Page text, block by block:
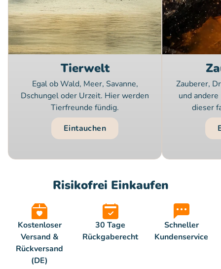
Tierwelt
Egal ob Wald, Meer, Savanne,
Dschungel oder Urzeit. Hier werden
Tierfreunde fündig.
Eintauchen
Zauberer,
und
dieser
Risikofrei Einkaufen
Kostenloser
Versand &
Rückversand
(DE)
30 Tage
Rückgaberecht
Schneller
Kundenservice